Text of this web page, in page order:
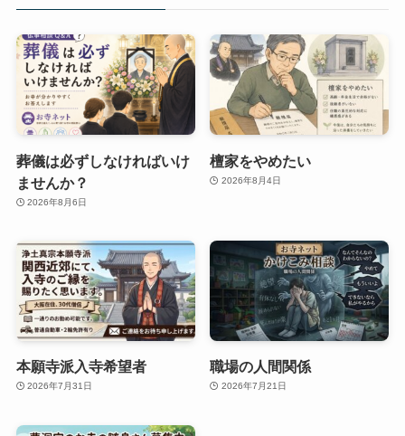
葬儀は必ずしなければいけ
ませんか？
2026年8月6日
檀家をやめたい
2026年8月4日
本願寺派入寺希望者
2026年7月31日
職場の人間関係
2026年7月21日